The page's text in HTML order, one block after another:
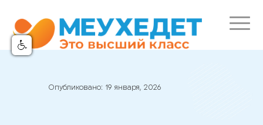
Опубликовано: 19 января, 2026